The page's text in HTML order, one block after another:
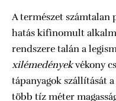
A természet számtalan
hatás kifinomult
rendszere talán a
xilémedényekvékony
tápanyagok szállítását
több tíz méter